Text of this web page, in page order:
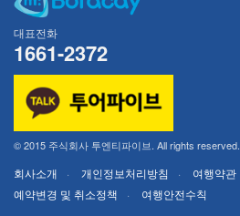
대표전화
1661-2372
© 2015 주식회사 투엔티파이브. All rights reserved.
회사소개 개인정보처리방침 여행약관
예약변경 및 취소정책
여행안전수칙